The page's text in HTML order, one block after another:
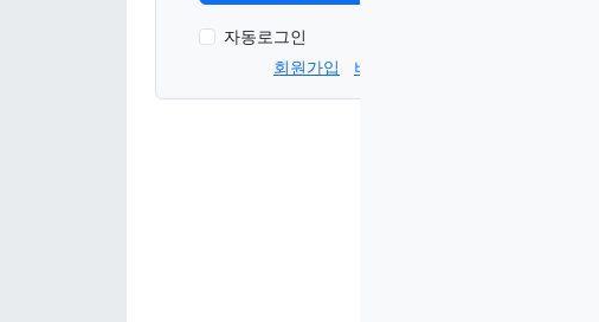
자동로그인
회원가입
비번찾기